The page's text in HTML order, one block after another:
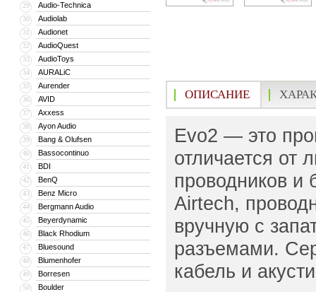
29 Audio-Technica
30 Audiolab
31 Audionet
32 AudioQuest
33 AudioToys
34 AURALiC
35 Aurender
36 AVID
37 Axxess
38 Ayon Audio
39 Bang & Olufsen
40 Bassocontinuo
41 BDI
42 BenQ
43 Benz Micro
44 Bergmann Audio
45 Beyerdynamic
46 Black Rhodium
47 Bluesound
48 Blumenhofer
49 Borresen
50 Boulder
ОПИСАНИЕ
Evo2 — это
отличается от
проводников и
Airtech,
вручную с
разъемами.
кабель и